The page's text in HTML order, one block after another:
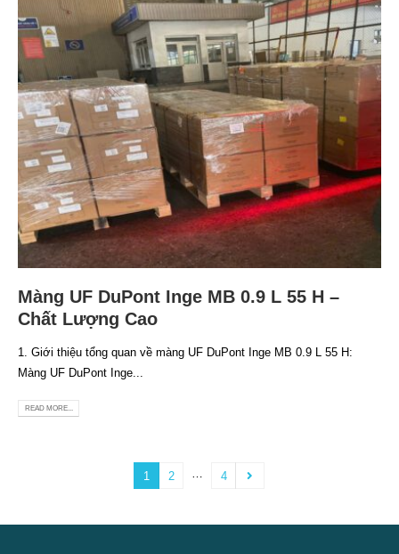
Màng UF DuPont Inge MB 0.9 L 55 H –
Chất Lượng Cao
1. Giới thiệu tổng quan về màng UF DuPont Inge MB 0.9 L 55 H:
Màng UF DuPont Inge...
READ MORE...
1 2 4